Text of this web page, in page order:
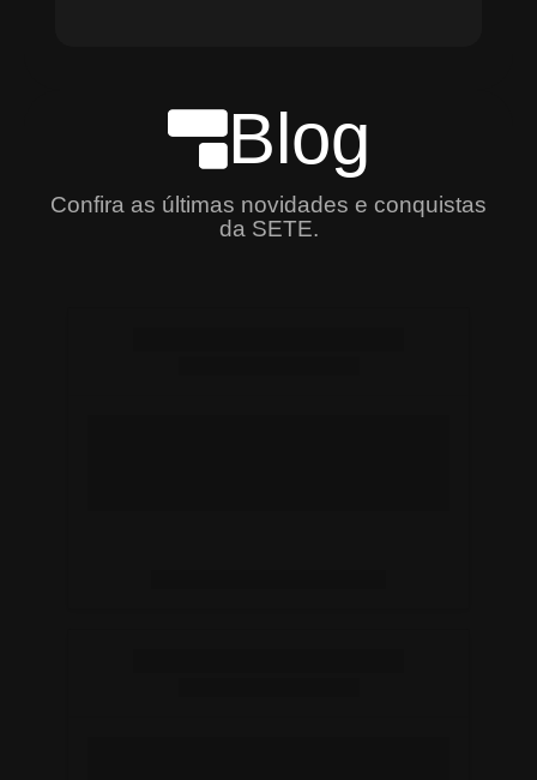
Blog
Confira as últimas novidades e conquistas
da SETE.